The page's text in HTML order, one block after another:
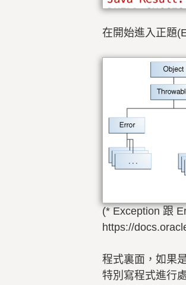
在開始進入正題
(* Exception 跟
https://
程式裏面，如果
特別寫程式進行